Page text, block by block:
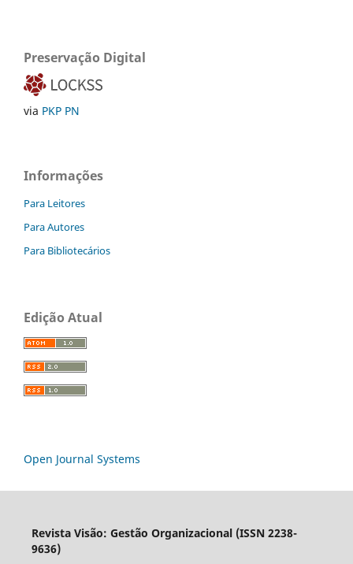
Preservação Digital
via PKP PN
Informações
Para Leitores
Para Autores
Para Bibliotecários
Edição Atual
Open Journal Systems
Revista Visão: Gestão Organizacional (ISSN 2238-
9636)